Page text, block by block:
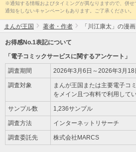
※通知する情報およびタイミングが異なりますので、併
通知をしないキャンペーンもあります。ご了承ください。
まんが王国 著者・作者 「川江康太」の漫画
お得感No.1表記について
「電子コミックサービスに関するアンケート」
調査期間 2026年3月6日～2026年3月18
調査対象
まんが王国または主要電子コ
をメイン且つ有料で利用して
サンプル数 1,236サンプル
調査方法 インターネットリサーチ
調査委託先 株式会社MARCS